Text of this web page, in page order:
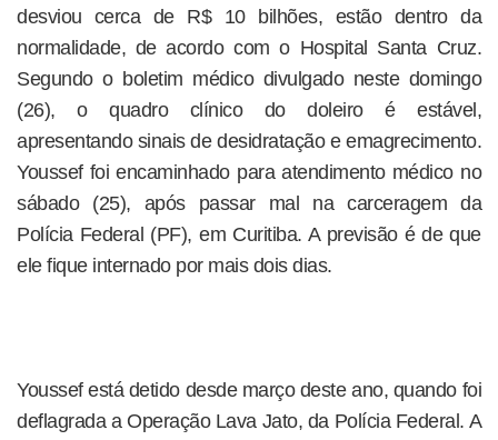
desviou cerca de R$ 10 bilhões, estão dentro da
normalidade, de acordo com o Hospital Santa Cruz.
Segundo o boletim médico divulgado neste domingo
(26), o quadro clínico do doleiro é estável,
apresentando sinais de desidratação e emagrecimento.
Youssef foi encaminhado para atendimento médico no
sábado (25), após passar mal na carceragem da
Polícia Federal (PF), em Curitiba. A previsão é de que
ele fique internado por mais dois dias.
Youssef está detido desde março deste ano, quando foi
deflagrada a Operação Lava Jato, da Polícia Federal. A